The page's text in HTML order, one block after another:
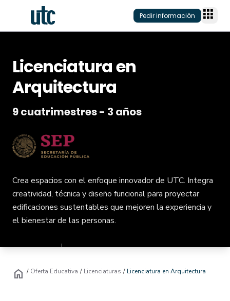
Pedir información
Claustro
Blog
Becas/
Titulación
Preguntas
Soy
Licenciatura en
Arquitectura
9 cuatrimestres - 3 años
Crea espacios con el enfoque innovador de UTC. Integra
creatividad, técnica y diseño funcional para proyectar
edificaciones sustentables que mejoren la experiencia y
el bienestar de las personas.
home / Oferta Educativa / Licenciaturas / Licenciatura en Arquitectura